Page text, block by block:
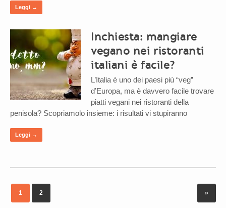
Leggi →
Inchiesta: mangiare
vegano nei ristoranti
italiani è facile?
L’Italia è uno dei paesi più “veg”
d’Europa, ma è davvero facile trovare
piatti vegani nei ristoranti della
penisola? Scopriamolo insieme: i risultati vi stupiranno
Leggi →
1 2 »